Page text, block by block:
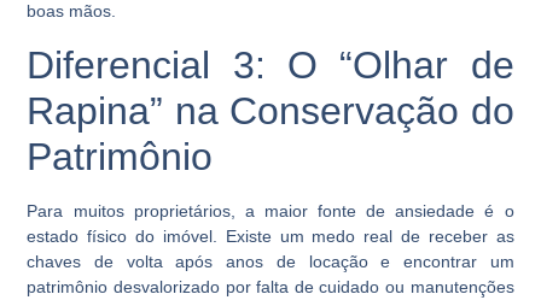
boas mãos.
Diferencial 3: O “Olhar de
Rapina” na Conservação do
Patrimônio
Para muitos proprietários, a maior fonte de ansiedade é o
estado físico do imóvel. Existe um medo real de receber as
chaves de volta após anos de locação e encontrar um
patrimônio desvalorizado por falta de cuidado ou manutenções